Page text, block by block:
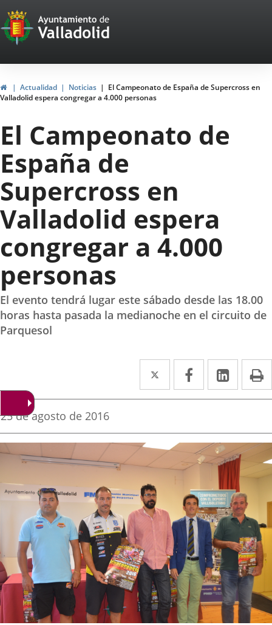
Portal
Web
del
Ayuntamiento
de
Valladolid
InicioActualidad Noticias
El Campeonato de España de Supercross en
Valladolid espera congregar a 4.000 personas
El Campeonato de
España de
Supercross en
Valladolid espera
congregar a 4.000
personas
El evento tendrá lugar este sábado desde las 18.00
horas hasta pasada la medianoche en el circuito de
Parquesol
Twitter
Enlace
a
aplicación
externa.
Facebook
Enlace
a
aplicación
externa.
Enlace
a
Fecha
la
noticia
25 de agosto de 2016